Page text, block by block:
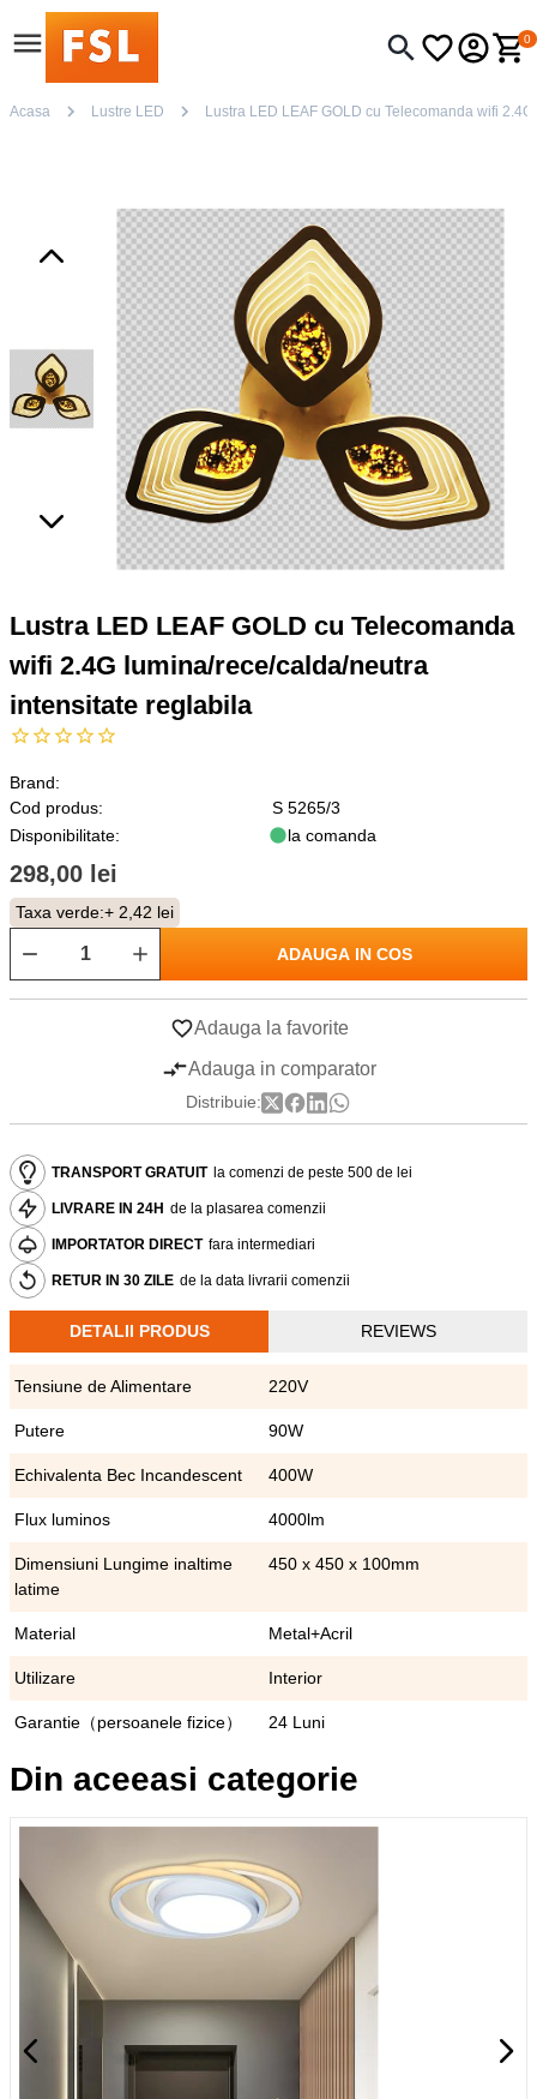
0
Acasa Lustre LED Lustra LED LEAF GOLD cu Telecomanda wifi
Lustra LED LEAF GOLD cu Telecomanda
wifi 2.4G lumina/rece/calda/neutra
intensitate reglabila
Brand:
Cod produs:
S 5265/3
Disponibilitate:
la comanda
298,00 lei
Taxa verde:+ 2,42 lei
ADAUGA IN COS
Adauga la favorite
Adauga in comparator
Distribuie:
TRANSPORT GRATUIT la comenzi de peste 500 de lei
LIVRARE IN 24H de la plasarea comenzii
IMPORTATOR DIRECT fara intermediari
RETUR IN 30 ZILE de la data livrarii comenzii
DETALII PRODUS REVIEWS
Tensiune de Alimentare 220V
Putere 90W
Echivalenta Bec Incandescent 400W
Flux luminos 4000lm
Dimensiuni Lungime inaltime
latime
450 x 450 x 100mm
Material Metal+Acril
Utilizare Interior
Garantie（persoanele fizice） 24 Luni
Din aceeasi categorie